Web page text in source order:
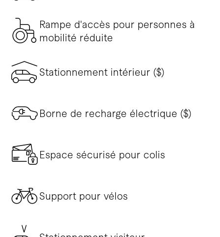
Rampe d'accès pour personnes à
mobilité réduite
Stationnement intérieur ($)
Borne de recharge électrique ($)
Espace sécurisé pour colis
Support pour vélos